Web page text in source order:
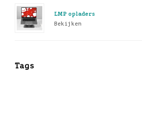
LMP opladers
Bekijken
Tags